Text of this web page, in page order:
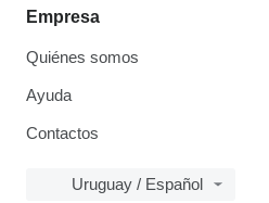
Empresa
Quiénes somos
Ayuda
Contactos
Uruguay / Español